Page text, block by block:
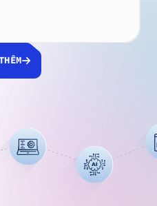
viên phải mở
PDF, tìm kiếm
liệu, tổng hợp nội